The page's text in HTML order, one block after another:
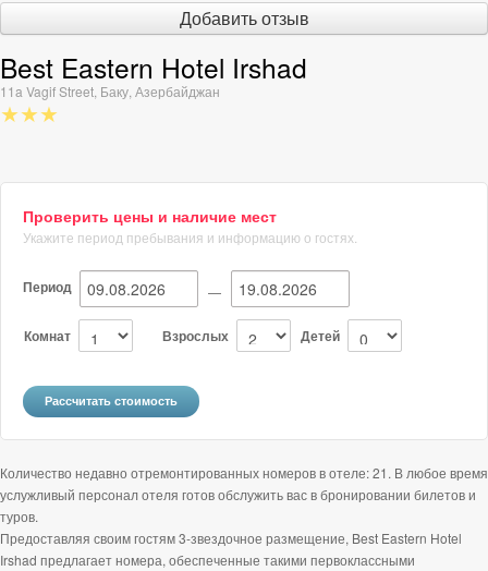
Добавить отзыв
Best Eastern Hotel Irshad
11a Vagif Street Баку Азербайджан
★★★
Проверить цены и наличие мест
Укажите период пребывания и информацию о гостях.
Период —
Комнат Взрослых Детей
Количество недавно отремонтированных номеров в отеле: 21. В любое время
услужливый персонал отеля готов обслужить вас в бронировании билетов и
туров.
Предоставляя своим гостям 3-звездочное размещение, Best Eastern Hotel
Irshad предлагает номера, обеспеченные такими первоклассными